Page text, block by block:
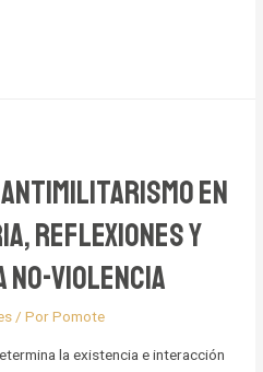
en
reflexiones y
no-violencia
/ PorPomote
la existencia e interacción